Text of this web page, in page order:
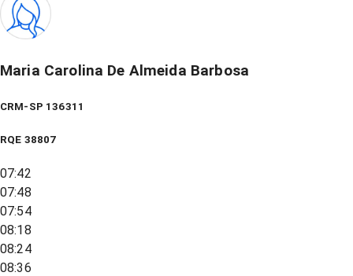
Maria Carolina De Almeida Barbosa
CRM-SP 136311
RQE 38807
07:42
07:48
07:54
08:18
08:24
08:36